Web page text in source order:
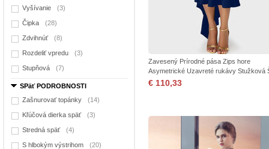
Vyšívanie (3)
Čipka (28)
Zdvihnúť (8)
Rozdeliť vpredu (3)
Stupňová (7)
SPäť PODROBNOSTI
Zašnurovať topánky
(14)
Kľúčová dierka späť (3)
Stredná späť (4)
S hlbokým výstrihom (20)
Zavesený Prírodné pása Zips hore
Asymetrické Uzavreté rukávy Stužková
€ 110,33